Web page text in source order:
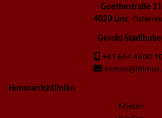
Goethestraße 11
4020 Linz,
Gerold
+43 664 4600
Honorarrichtlinien
Mieten